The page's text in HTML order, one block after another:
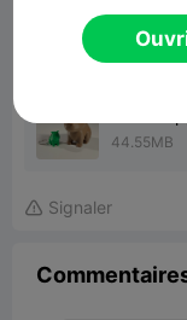
44.55MB
 Signaler